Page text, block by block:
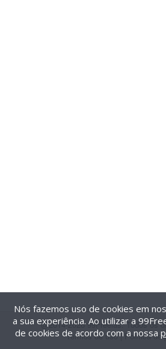
@2014-2026 99Freelas. Todos os
Termos de uso| Política de
Nós fazemos uso de cookies em
a sua experiência. Ao utilizar a
de cookies de acordo com a nossa